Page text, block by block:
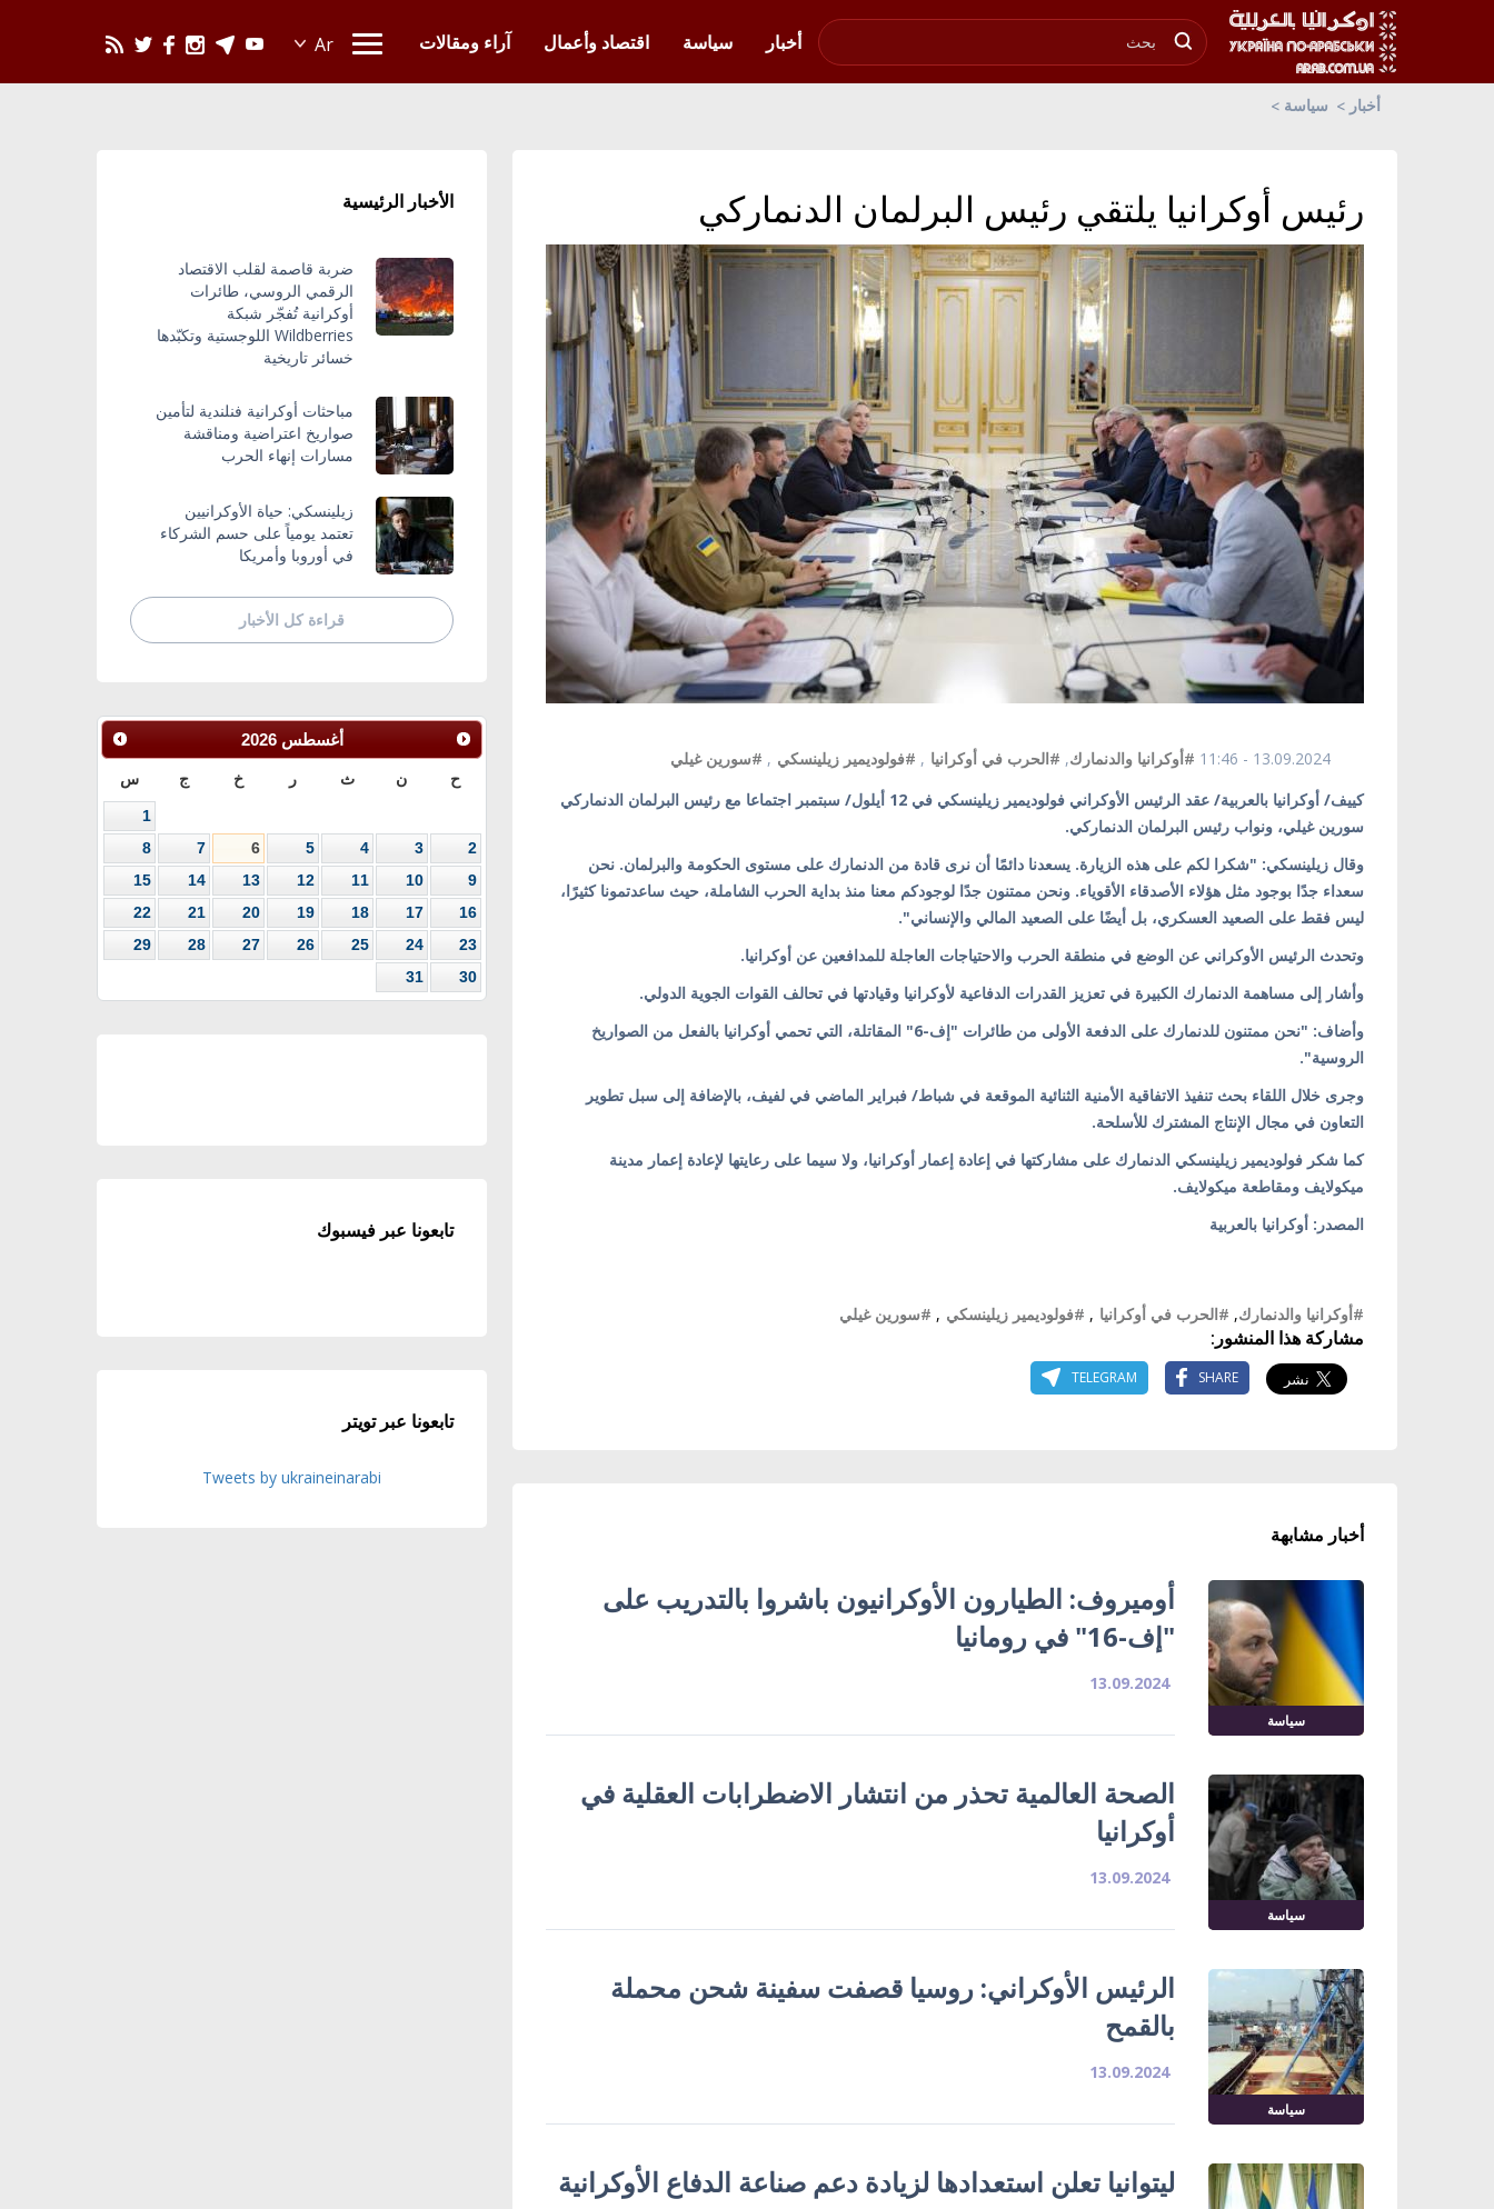
أخبار
سياسة اقتصاد وأعمال آراء ومقالات
أخبار سياسة
رئيس أوكرانيا يلتقي رئيس البرلمان الدنماركي
13.09.2024 - 11:46 #أوكرانيا والدنمارك, #الحرب في أوكرانيا , #فولوديمير زيلينسكي , #سورين غيلي
كييف/ أوكرانيا بالعربية/ عقد الرئيس الأوكراني فولوديمير زيلينسكي في 12 أيلول/ سبتمبر اجتماعا مع رئيس البرلمان الدنماركي
سورين غيلي، ونواب رئيس البرلمان الدنماركي.
وقال زيلينسكي: "شكرا لكم على هذه الزيارة. يسعدنا دائمًا أن نرى قادة من الدنمارك على مستوى الحكومة والبرلمان. نحن
سعداء جدًا بوجود مثل هؤلاء الأصدقاء الأقوياء. ونحن ممتنون جدًا لوجودكم معنا منذ بداية الحرب الشاملة، حيث ساعدتمونا كثيرًا،
ليس فقط على الصعيد العسكري، بل أيضًا على الصعيد المالي والإنساني".
وتحدث الرئيس الأوكراني عن الوضع في منطقة الحرب والاحتياجات العاجلة للمدافعين عن أوكرانيا.
وأشار إلى مساهمة الدنمارك الكبيرة في تعزيز القدرات الدفاعية لأوكرانيا وقيادتها في تحالف القوات الجوية الدولي.
وأضاف: "نحن ممتنون للدنمارك على الدفعة الأولى من طائرات "إف-6" المقاتلة، التي تحمي أوكرانيا بالفعل من الصواريخ
الروسية".
وجرى خلال اللقاء بحث تنفيذ الاتفاقية الأمنية الثنائية الموقعة في شباط/ فبراير الماضي في لفيف، بالإضافة إلى سبل تطوير
التعاون في مجال الإنتاج المشترك للأسلحة.
كما شكر فولوديمير زيلينسكي الدنمارك على مشاركتها في إعادة إعمار أوكرانيا، ولا سيما على رعايتها لإعادة إعمار مدينة
ميكولايف ومقاطعة ميكولايف.
المصدر: أوكرانيا بالعربية
#أوكرانيا والدنمارك, #الحرب في أوكرانيا , #فولوديمير زيلينسكي , #سورين غيلي
مشاركة هذا المنشور:
SHARE
TELEGRAM
أخبار مشابهة
سياسة
أوميروف: الطيارون الأوكرانيون باشروا بالتدريب على
"إف-16" في رومانيا
13.09.2024
سياسة
الصحة العالمية تحذر من انتشار الاضطرابات العقلية في
أوكرانيا
13.09.2024
سياسة
الرئيس الأوكراني: روسيا قصفت سفينة شحن محملة
بالقمح
13.09.2024
ليتوانيا تعلن استعدادها لزيادة دعم صناعة الدفاع الأوكرانية
الأخبار الرئيسية
ضربة قاصمة لقلب الاقتصاد
الرقمي الروسي، طائرات
أوكرانية تُفجّر شبكة
Wildberries اللوجستية وتكبّدها
خسائر تاريخية
مباحثات أوكرانية فنلندية لتأمين
صواريخ اعتراضية ومناقشة
مسارات إنهاء الحرب
زيلينسكي: حياة الأوكرانيين
تعتمد يومياً على حسم الشركاء
في أوروبا وأمريكا
قراءة كل الأخبار
أغسطس 2026
ح ن ث ر خ ج س
1
2
3
4
5
6
7
8
9
10
11
12
13
14
15
16
17
18
19
20
21
22
23
24
25
26
27
28
29
30
31
تابعونا عبر فيسبوك
تابعونا عبر تويتر
Tweets by ukraineinarabi